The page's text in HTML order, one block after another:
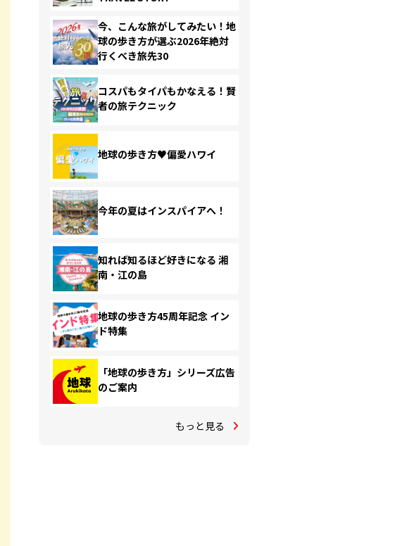
今、こんな旅がしてみたい！地
球の歩き方が選ぶ2026年絶対
行くべき旅先30
コスパもタイパもかなえる！賢
者の旅テクニック
地球の歩き方♥偏愛ハワイ
今年の夏はインスパイアへ！
知れば知るほど好きになる 湘
南・江の島
地球の歩き方45周年記念 イン
ド特集
「地球の歩き方」シリーズ広告
のご案内
もっと見る